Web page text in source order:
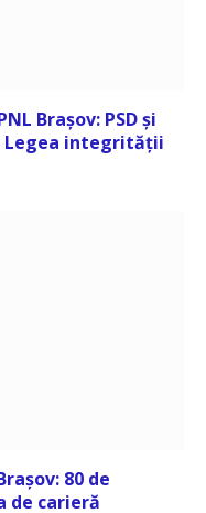
Brașov: PSD și
Legea integrității
80 de
de carieră